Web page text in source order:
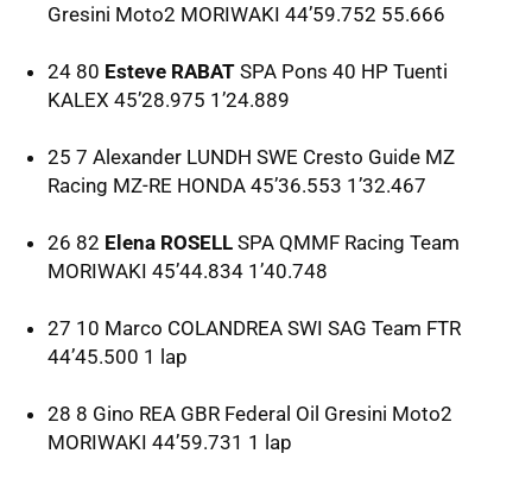
Gresini Moto2 MORIWAKI 44’59.752 55.666
24 80 Esteve RABAT SPA Pons 40 HP Tuenti
KALEX 45’28.975 1’24.889
25 7 Alexander LUNDH SWE Cresto Guide MZ
Racing MZ-RE HONDA 45’36.553 1’32.467
26 82 Elena ROSELL SPA QMMF Racing Team
MORIWAKI 45’44.834 1’40.748
27 10 Marco COLANDREA SWI SAG Team FTR
44’45.500 1 lap
28 8 Gino REA GBR Federal Oil Gresini Moto2
MORIWAKI 44’59.731 1 lap